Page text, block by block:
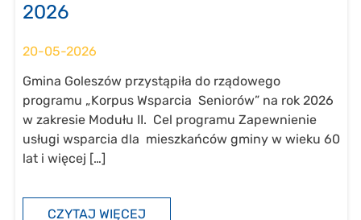
2026
20-05-2026
Gmina Goleszów przystąpiła do rządowego
programu „Korpus Wsparcia Seniorów” na rok 2026
w zakresie Modułu II. Cel programu Zapewnienie
usługi wsparcia dla mieszkańców gminy w wieku 60
lat i więcej […]
CZYTAJ WIĘCEJ